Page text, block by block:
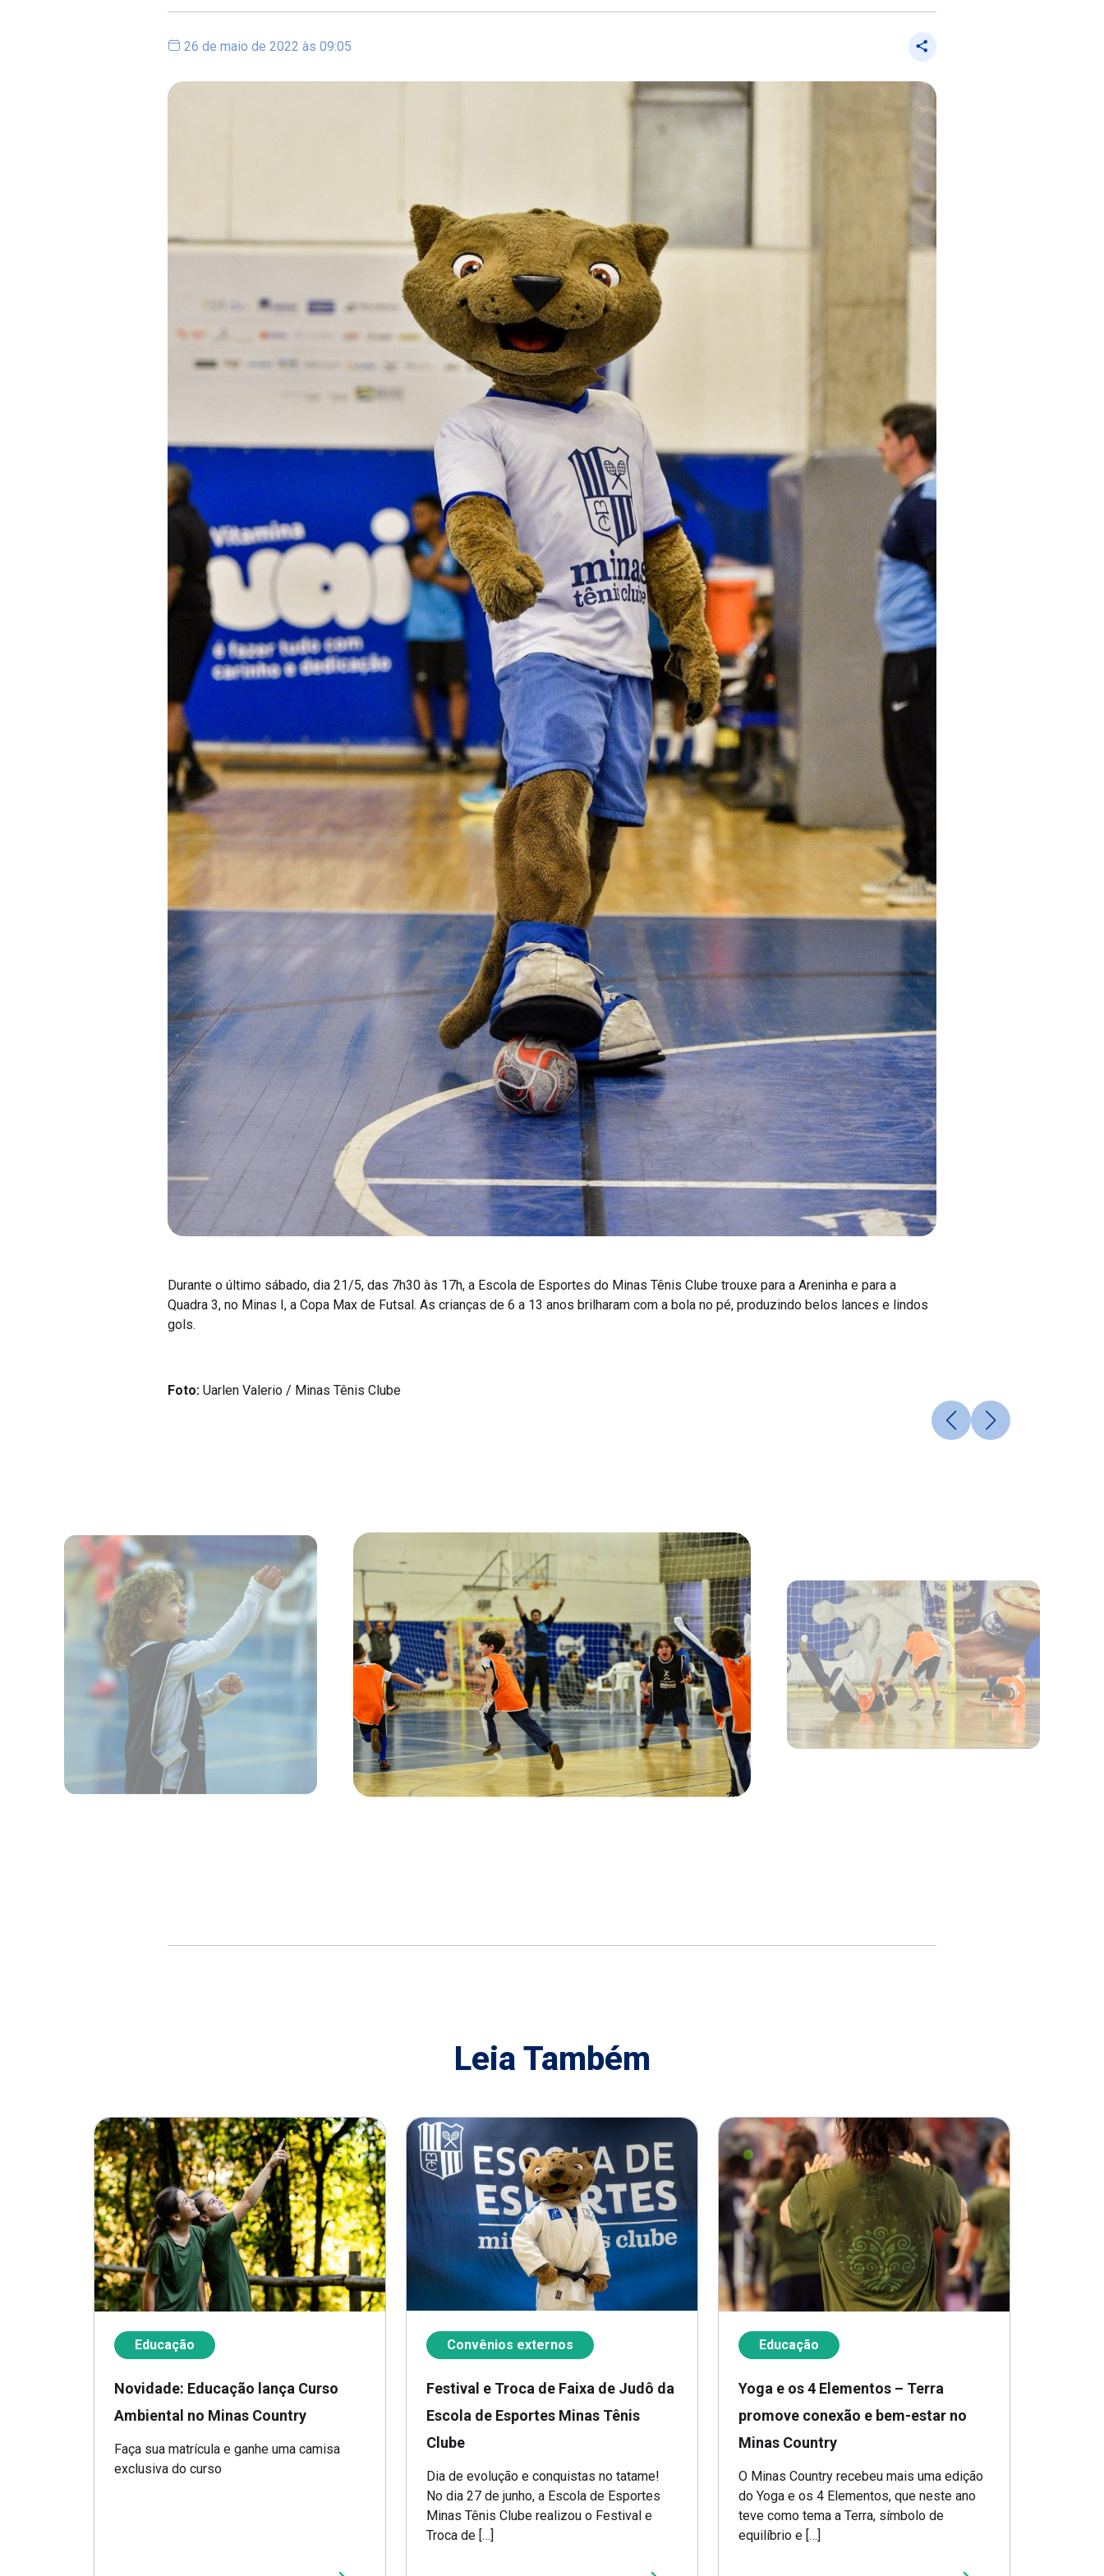
26 de maio de 2022 às 09:05
Durante o último sábado, dia 21/5, das 7h30 às 17h, a Escola de Esportes do Minas Tênis Clube trouxe para a Areninha e para a
Quadra 3, no Minas I, a Copa Max de Futsal. As crianças de 6 a 13 anos brilharam com a bola no pé, produzindo belos lances e lindos
gols.
Foto: Uarlen Valerio / Minas Tênis Clube
Leia Também
Educação
Novidade: Educação lança Curso
Ambiental no Minas Country
Faça sua matrícula e ganhe uma camisa
exclusiva do curso
Convênios externos
Festival e Troca de Faixa de Judô da
Escola de Esportes Minas Tênis
Clube
Dia de evolução e conquistas no tatame!
No dia 27 de junho, a Escola de Esportes
Minas Tênis Clube realizou o Festival e
Troca de […]
Educação
Yoga e os 4 Elementos – Terra
promove conexão e bem-estar no
Minas Country
O Minas Country recebeu mais uma edição
do Yoga e os 4 Elementos, que neste ano
teve como tema a Terra, símbolo de
equilíbrio e […]